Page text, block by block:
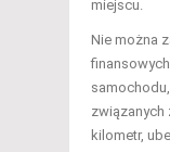
miejscu.
Nie można
związanych
kilometr,